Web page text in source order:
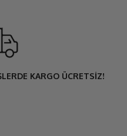
KARGO ÜCRETSİZ!